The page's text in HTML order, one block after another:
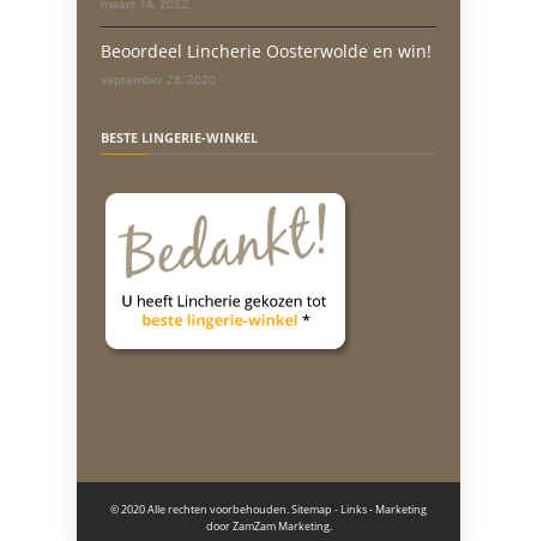
maart 14, 2022
Beoordeel Lincherie Oosterwolde en win!
september 28, 2020
BESTE LINGERIE-WINKEL
© 2020 Alle rechten voorbehouden.Sitemap - Links- Marketing
doorZamZam Marketing.